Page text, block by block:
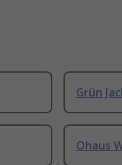
Grün
Ohaus